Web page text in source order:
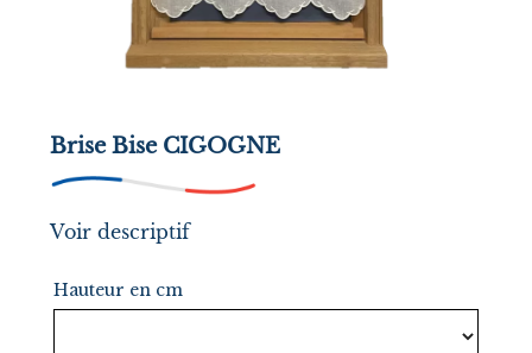
Brise Bise CIGOGNE
Voir descriptif
Hauteur en cm